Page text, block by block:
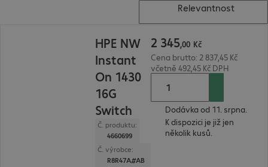
Relevantnost
HPE NW
Instant
On 1430
16G
Switch
Č. produktu:
4660699
Č. výrobce:
R8R47A#AB
2 345,00 Kč
Cena brutto: 2 837,45 Kč
včetně 492,45 Kč DPH
Dodávka od 11. srpna.
K dispozici je již jen
několik kusů.